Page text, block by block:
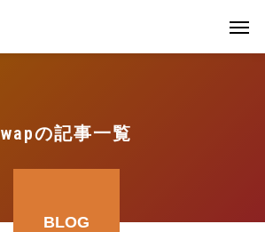
wapの記事一覧
BLOG